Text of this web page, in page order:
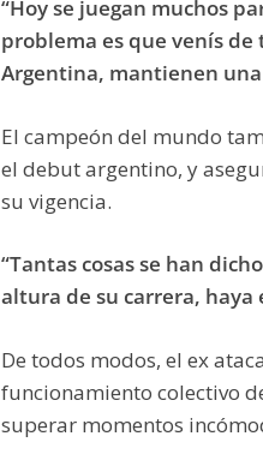
“Hoy se juegan muchos
problema es que venís de
Argentina, mantienen una
El campeón del mundo
el debut argentino, y
su vigencia.
“Tantas cosas se han
altura de su carrera, haya
De todos modos, el ex
funcionamiento colectivo
superar momentos